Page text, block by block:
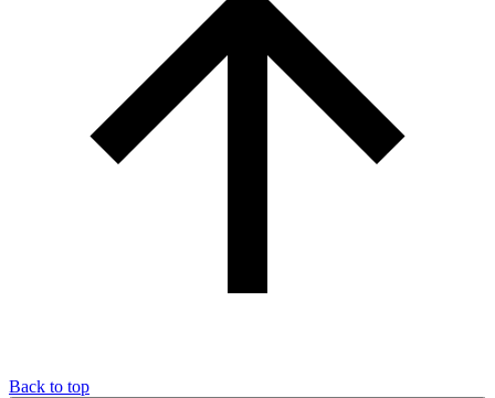
Back to top